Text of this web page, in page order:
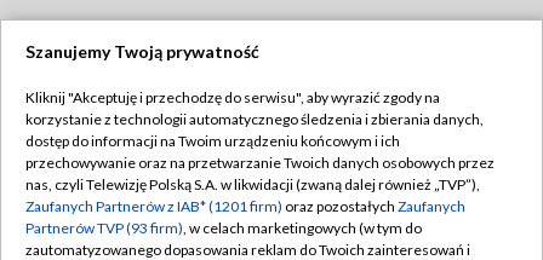
TVP
Abonament TVP
Emisja w TVP
Centrum informacji TVP
Regulamin TVP
Polityka prywatności
Moje zgody
Szanujemy Twoją prywatność
Kliknij "Akceptuję i przechodzę do serwisu", aby wyrazić zgody na
korzystanie z technologii automatycznego śledzenia i zbierania danych,
dostęp do informacji na Twoim urządzeniu końcowym i ich
przechowywanie oraz na przetwarzanie Twoich danych osobowych przez
nas, czyli Telewizję Polską S.A. w likwidacji (zwaną dalej również „TVP”),
Zaufanych Partnerów z IAB* (1201 firm) oraz pozostałych Zaufanych
Partnerów TVP (93 firm), w celach marketingowych (w tym do
zautomatyzowanego dopasowania reklam do Twoich zainteresowań i